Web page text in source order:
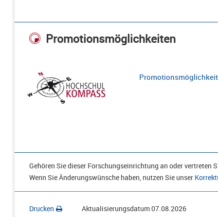
Promotionsmöglichkeiten
Gehören Sie dieser Forschungseinrichtung an oder vertreten
Wenn Sie Änderungswünsche haben, nutzen Sie unser
Drucken Aktualisierungsdatum07.08.2026